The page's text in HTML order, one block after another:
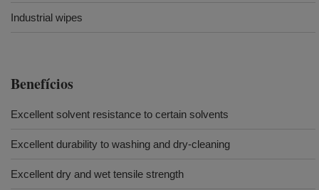
Industrial wipes
Benefícios
Excellent solvent resistance to certain solvents
Excellent durability to washing and dry-cleaning
Excellent dry and wet tensile strength